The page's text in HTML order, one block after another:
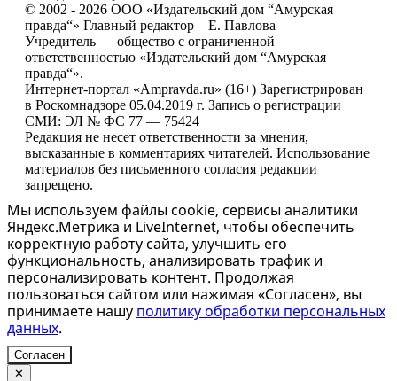
© 2002 - 2026 ООО «Издательский дом “Амурская
правда“» Главный редактор – Е. Павлова
Учредитель — общество с ограниченной
ответственностью «Издательский дом “Амурская
правда“».
Интернет-портал «Ampravda.ru» (16+) Зарегистрирован
в Роскомнадзоре 05.04.2019 г. Запись о регистрации
СМИ: ЭЛ № ФС 77 — 75424
Редакция не несет ответственности за мнения,
высказанные в комментариях читателей. Использование
материалов без письменного согласия редакции
запрещено.
Мы используем файлы cookie, сервисы аналитики
Яндекс.Метрика и LiveInternet, чтобы обеспечить
корректную работу сайта, улучшить его
функциональность, анализировать трафик и
персонализировать контент. Продолжая
пользоваться сайтом или нажимая «Согласен», вы
принимаете нашу политику обработки персональных
данных.
Согласен
✕